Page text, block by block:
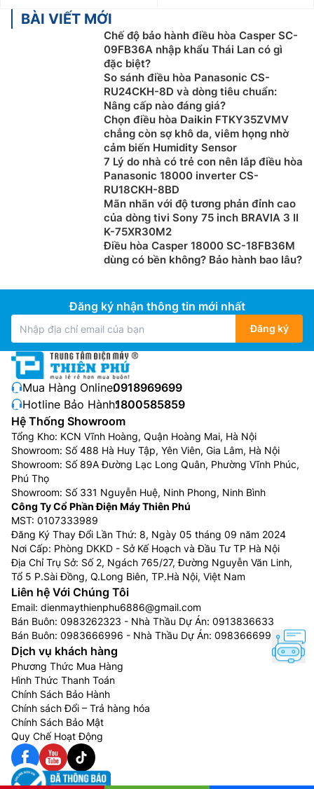
BÀI VIẾT MỚI
Chế độ bảo hành điều hòa Casper SC-
09FB36A nhập khẩu Thái Lan có gì
đặc biệt?
So sánh điều hòa Panasonic CS-
RU24CKH-8D và dòng tiêu chuẩn:
Nâng cấp nào đáng giá?
Chọn điều hòa Daikin FTKY35ZVMV
chẳng còn sợ khô da, viêm họng nhờ
cảm biến Humidity Sensor
7 Lý do nhà có trẻ con nên lắp điều hòa
Panasonic 18000 inverter CS-
RU18CKH-8BD
Mãn nhãn với độ tương phản đỉnh cao
của dòng tivi Sony 75 inch BRAVIA 3 II
K-75XR30M2
Điều hòa Casper 18000 SC-18FB36M
dùng có bền không? Bảo hành bao lâu?
Đăng ký nhận thông tin mới nhất
Đăng ký
Mua Hàng Online:0918969699
Hotline Bảo Hành:1800585859
Hệ Thống Showroom
Tổng Kho: KCN Vĩnh Hoàng, Quận Hoàng Mai, Hà Nội
Showroom: Số 488 Hà Huy Tập, Yên Viên, Gia Lâm, Hà Nội
Showroom: Số 89A Đường Lạc Long Quân, Phường Vĩnh Phúc,
Phú Thọ
Showroom: Số 331 Nguyễn Huệ, Ninh Phong, Ninh Bình
Công Ty Cổ Phần Điện Máy Thiên Phú
MST: 0107333989
Đăng Ký Thay Đổi Lần Thứ: 8, Ngày 05 tháng 09 năm 2024
Nơi Cấp: Phòng DKKD - Sở Kế Hoạch và Đầu Tư TP Hà Nội
Địa Chỉ Trụ Sở: Số 2, Ngách 765/27, Đường Nguyễn Văn Linh,
Tổ 5 P.Sài Đồng, Q.Long Biên, TP.Hà Nội, Việt Nam
Liên hệ Với Chúng Tôi
Email: dienmaythienphu6886@gmail.com
Bán Buôn: 0983262323 - Nhà Thầu Dự Án: 0913836633
Bán Buôn: 0983666996 - Nhà Thầu Dự Án: 0983666996
Dịch vụ khách hàng
Phương Thức Mua Hàng
Hình Thức Thanh Toán
Chính Sách Bảo Hành
Chính sách Đổi – Trả hàng hóa
Chính Sách Bảo Mật
Quy Chế Hoạt Động